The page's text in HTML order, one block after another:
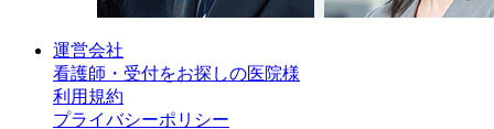
運営会社
看護師・受付をお探しの医院様
利用規約
プライバシーポリシー